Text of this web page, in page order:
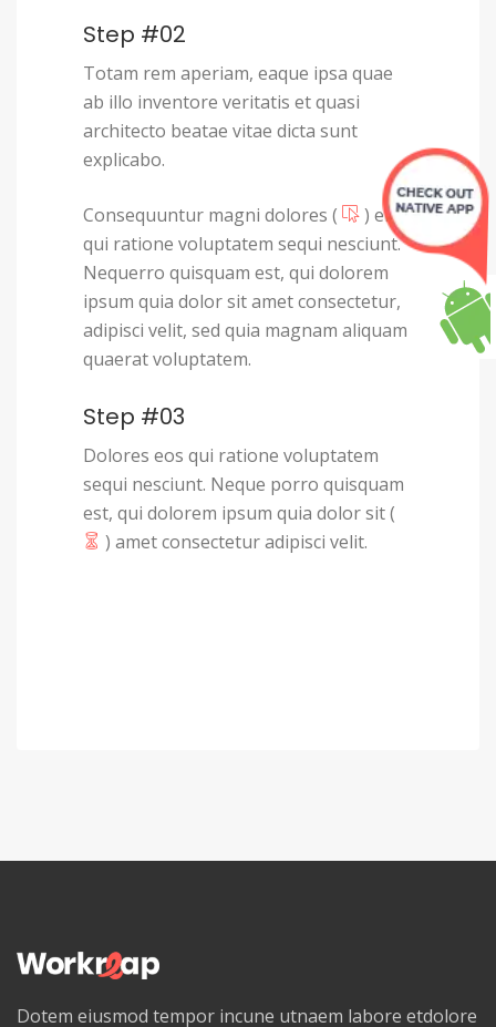
Step #02
Totam rem aperiam, eaque ipsa quae
ab illo inventore veritatis et quasi
architecto beatae vitae dicta sunt
explicabo.
Consequuntur magni dolores (
) eios
qui ratione voluptatem sequi nesciunt.
Nequerro quisquam est, qui dolorem
ipsum quia dolor sit amet consectetur,
adipisci velit, sed quia magnam aliquam
quaerat voluptatem.
Step #03
Dolores eos qui ratione voluptatem
sequi nesciunt. Neque porro quisquam
est, qui dolorem ipsum quia dolor sit (
) amet consectetur adipisci velit.
Dotem eiusmod tempor incune utnaem labore etdolore